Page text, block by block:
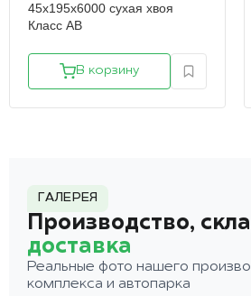
45х195х6000 сухая хвоя
Класс АВ
В корзину
ГАЛЕРЕЯ
Производство,
доставка
Реальные фото нашего
комплекса и автопарка